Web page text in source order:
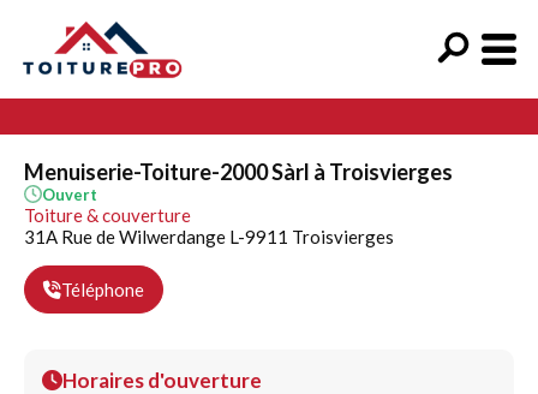
Menuiserie-Toiture-2000 Sàrl à Troisvierges
Ouvert
Toiture & couverture
31A Rue de Wilwerdange L-9911 Troisvierges
Téléphone
Horaires d'ouverture